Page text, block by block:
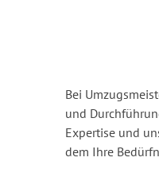
Bei
und
Expertise und
dem Ihre